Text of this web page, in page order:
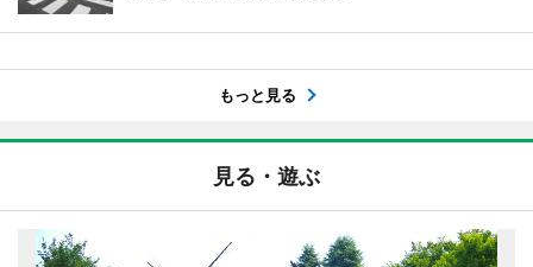
もっと見る
見る・遊ぶ